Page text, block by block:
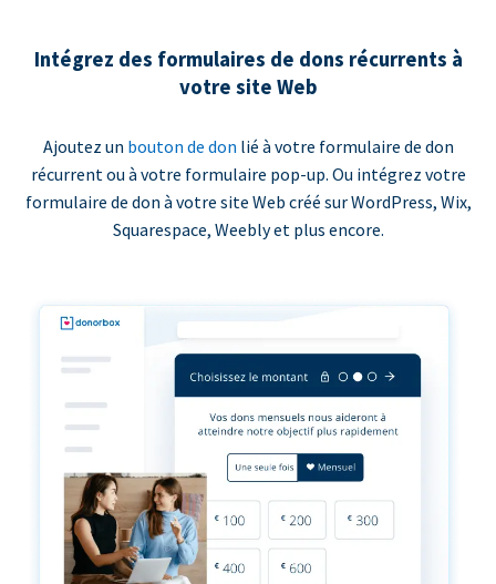
Intégrez des formulaires de dons récurrents à
votre site Web
Ajoutez un bouton de don lié à votre formulaire de don
récurrent ou à votre formulaire pop-up. Ou intégrez votre
formulaire de don à votre site Web créé sur WordPress, Wix,
Squarespace, Weebly et plus encore.